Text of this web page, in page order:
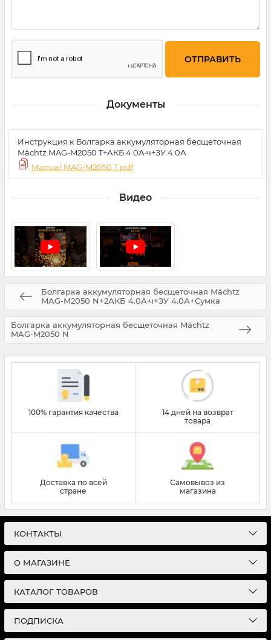
Документы
Инструкция к Болгарка аккумуляторная бесщеточная
Mächtz MAG-M2050 T+АКБ 4.0А·ч+ЗУ 4.0А
Manual MAG-M2050 T.pdf
Видео
Болгарка аккумуляторная бесщеточная Mächtz
MAG-M2050 N+2АКБ 4.0А·ч+ЗУ 4.0А+Сумка
Болгарка аккумуляторная бесщеточная Mächtz
MAG-M2050 N
100% гарантия качества
14 дней на возврат
товара
Доставка по всей
стране
Самовывоз из
магазина
КОНТАКТЫ
О МАГАЗИНЕ
КАТАЛОГ ТОВАРОВ
ПОДПИСКА